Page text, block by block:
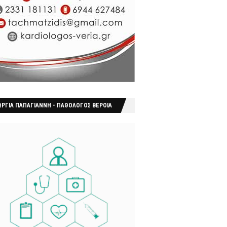
ΠΑΠΑΓΙΑΝΝΗ - ΠΑΘΟΛΟΓΟΣ ΒΕΡΟΙΑ